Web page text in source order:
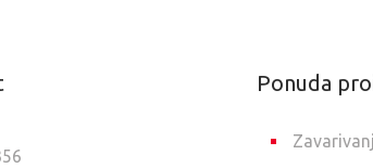
Ponuda